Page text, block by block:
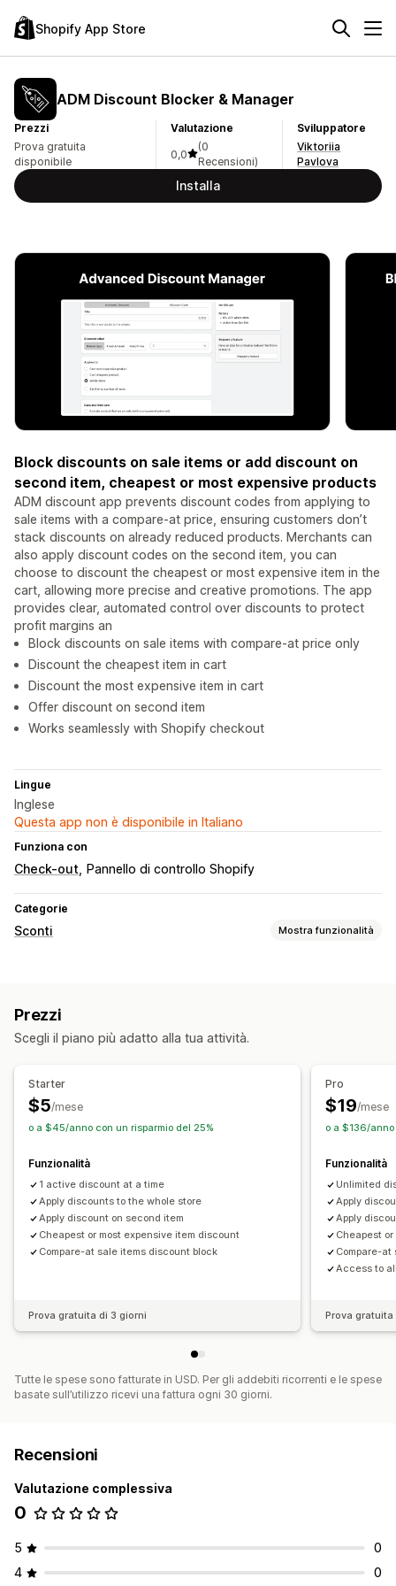
Shopify App Store
ADM Discount Blocker & Manager
Prezzi
Prova gratuita
disponibile
Valutazione
0,0
(0
Recensioni)
Sviluppatore
Viktoriia
Pavlova
Installa
Block discounts on sale items or add discount on
second item, cheapest or most expensive products
ADM discount app prevents discount codes from applying to
sale items with a compare-at price, ensuring customers don’t
stack discounts on already reduced products. Merchants can
also apply discount codes on the second item, you can
choose to discount the cheapest or most expensive item in the
cart, allowing more precise and creative promotions. The app
provides clear, automated control over discounts to protect
profit margins an
Block discounts on sale items with compare-at price only
Discount the cheapest item in cart
Discount the most expensive item in cart
Offer discount on second item
Works seamlessly with Shopify checkout
Lingue
Inglese
Questa app non è disponibile in Italiano
Funziona con
Check-out Pannello di controllo Shopify
Categorie
Sconti Mostra funzionalità
Sconti percentuali
Sconti personalizzati
Strumento Editor
Automazioni
Prezzi
Scegli il piano più adatto alla tua attività.
Starter
$5/mese
o a $45/anno con un risparmio del 25%
Funzionalità
1 active discount at a time
Apply discounts to the whole store
Apply discount on second item
Cheapest or most expensive item discount
Compare-at sale items discount block
Prova gratuita di 3 giorni
Pro
$19/mese
o a $136/
Funzionalità
Unlimited
Apply
Apply
Cheapest
Compare-
Access to
Prova
Tutte le spese sono fatturate in USD. Per gli addebiti ricorrenti e le spese
basate sull’utilizzo ricevi una fattura ogni 30 giorni.
Recensioni
Valutazione complessiva
0
5
0
4
0